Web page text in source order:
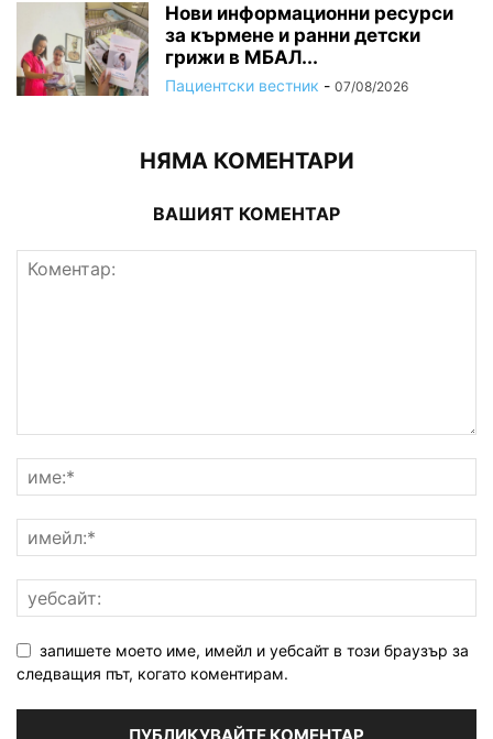
Нови информационни ресурси
за кърмене и ранни детски
грижи в МБАЛ...
Пациентски вестник - 07/08/2026
НЯМА КОМЕНТАРИ
ВАШИЯТ КОМЕНТАР
запишете моето име, имейл и уебсайт в този браузър за
следващия път, когато коментирам.